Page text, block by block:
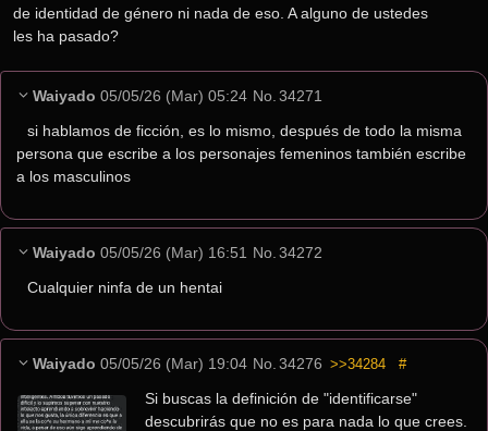
de identidad de género ni nada de eso. A alguno de ustedes
les ha pasado?
Waiyado 05/05/26 (Mar) 05:24 No. 34271
si hablamos de ficción, es lo mismo, después de todo la misma
persona que escribe a los personajes femeninos también escribe
a los masculinos
Waiyado 05/05/26 (Mar) 16:51 No. 34272
Cualquier ninfa de un hentai
Waiyado 05/05/26 (Mar) 19:04 No. 34276 >>34284 #
Si buscas la definición de "identificarse"
descubrirás que no es para nada lo que crees.